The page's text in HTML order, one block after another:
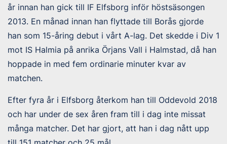
år innan han gick till IF Elfsborg inför höstsäsongen
2013. En månad innan han flyttade till Borås gjorde
han som 15-åring debut i vårt A-lag. Det skedde i Div 1
mot IS Halmia på anrika Örjans Vall i Halmstad, då han
hoppade in med fem ordinarie minuter kvar av
matchen.
Efter fyra år i Elfsborg återkom han till Oddevold 2018
och har under de sex åren fram till i dag inte missat
många matcher. Det har gjort, att han i dag nått upp